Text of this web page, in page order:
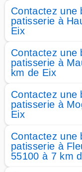
Contactez une
patisserie à
Eix
Contactez une
patisserie à
km de Eix
Contactez une
patisserie à
Eix
Contactez une
patisserie à
55100 à 7 km